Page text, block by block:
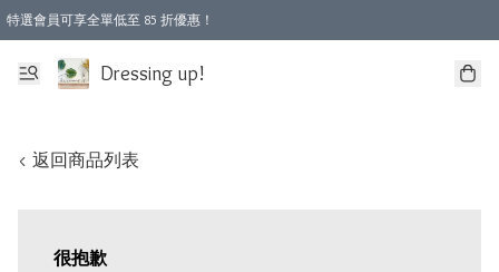
特選會員可享全單低至 85 折優惠！
Dressing up!
< 返回商品列表
很抱歉